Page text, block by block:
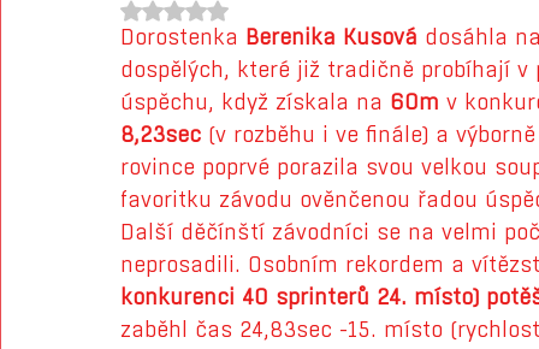
Hodnoceno NaN z 5 hvězdiček.
Dorostenka Berenika Kusová dosáhla
dospělých, které již tradičně probíhají
úspěchu, když získala na 60m v
8,23sec (v rozběhu i ve finále) a
rovince poprvé porazila svou velkou
favoritku závodu ověnčenou řadou
Další děčínští závodníci se na velmi
neprosadili. Osobním rekordem a
konkurenci 40 sprinterů 24. místo)
zaběhl čas 24,83sec -15. místo